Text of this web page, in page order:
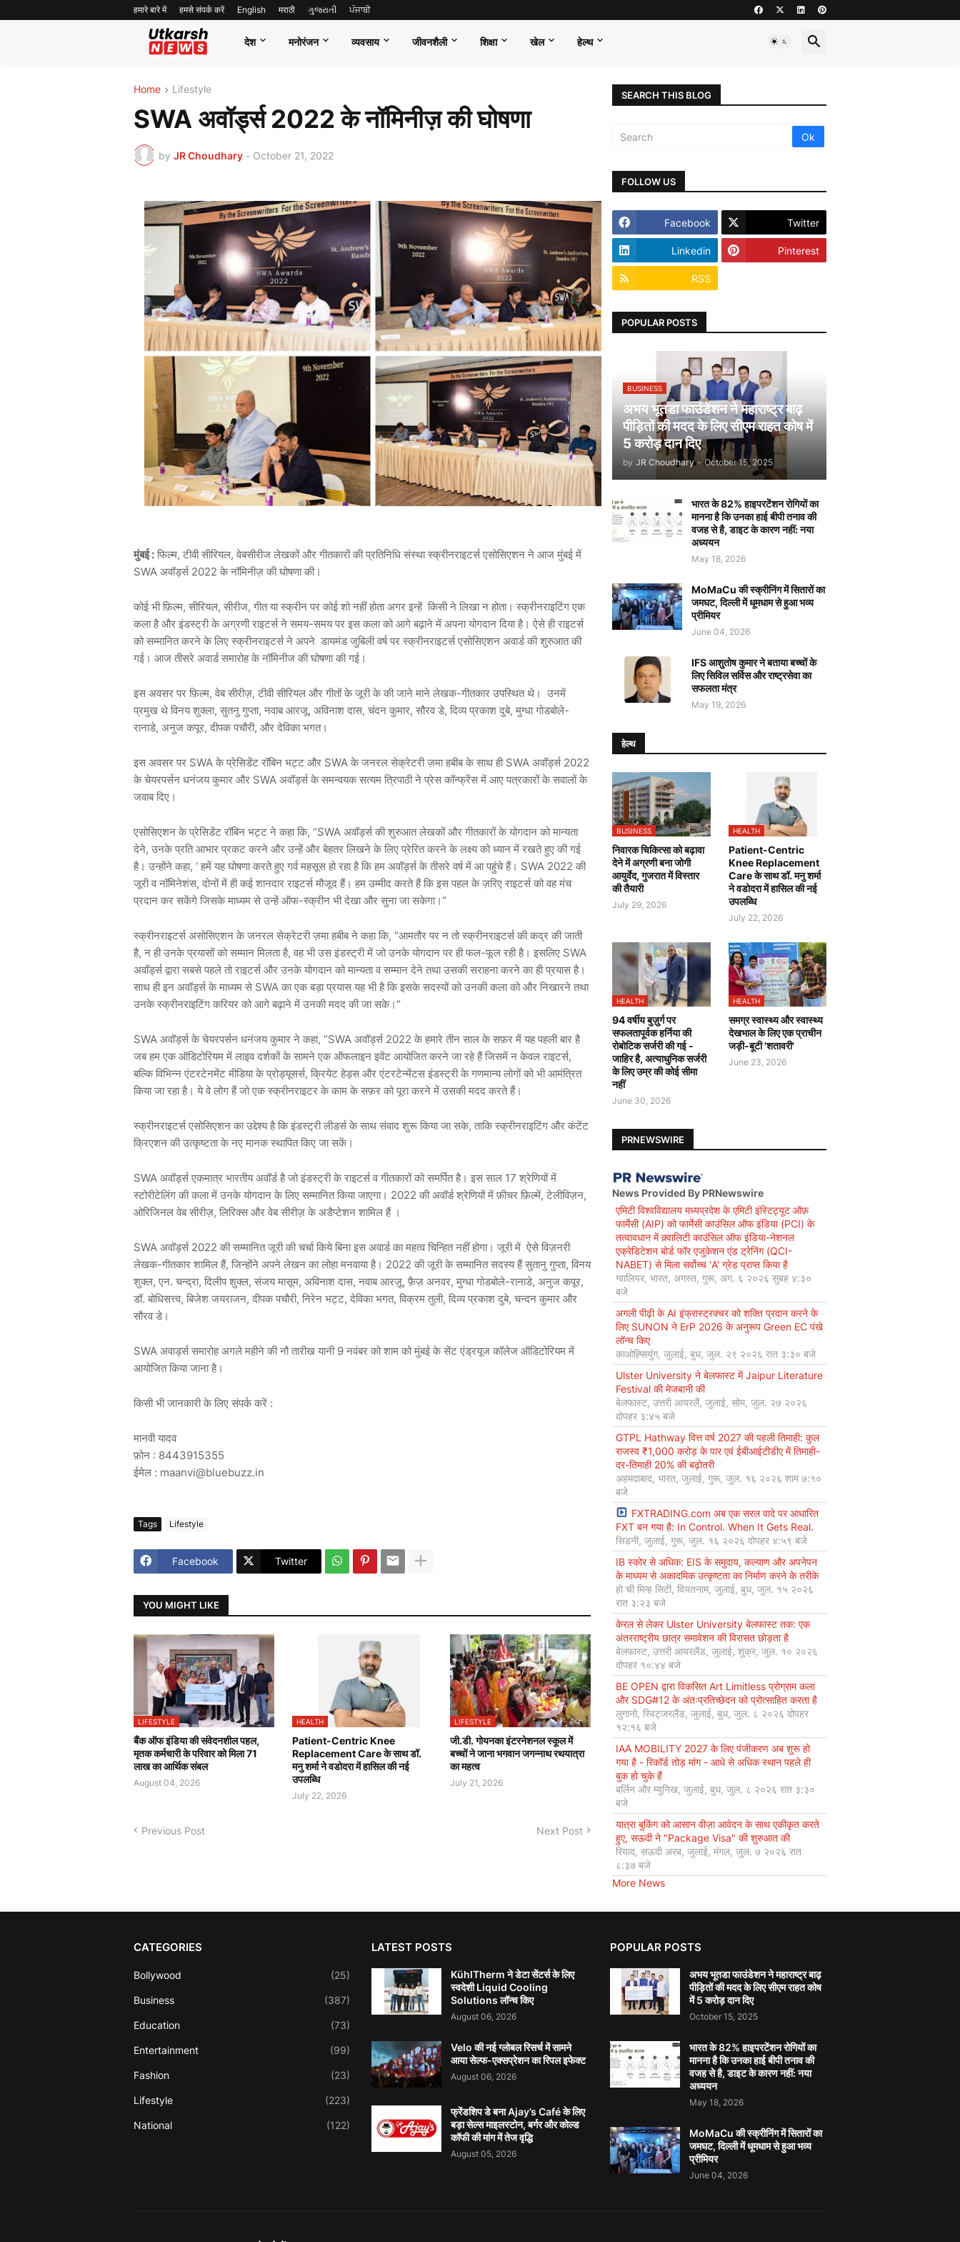
हमारे बारे में हमसे संपर्क करें English मराठी ગુજરાતી ਪੰਜਾਬੀ
देश मनोरंजन व्यवसाय जीवनशैली शिक्षा खेल हेल्थ
Home Lifestyle
SWA अवॉर्ड्स 2022 के नॉमिनीज़ की घोषणा
by JR Choudhary - October 21, 2022
मुंबई : फिल्म, टीवी सीरियल, वेबसीरीज लेखकों और गीतकारों की प्रतिनिधि संस्था स्क्रीनराइटर्स एसोसिएशन ने आज मुंबई में
SWA अवॉर्ड्स 2022 के नॉमिनीज़ की घोषणा की।
कोई भी फ़िल्म, सीरियल, सीरीज, गीत या स्क्रीन पर कोई शो नहीं होता अगर इन्हें किसी ने लिखा न होता। स्क्रीनराइटिंग एक
कला है और इंडस्ट्री के अग्रणी राइटर्स ने समय-समय पर इस कला को आगे बढ़ाने में अपना योगदान दिया है। ऐसे ही राइटर्स
को सम्मानित करने के लिए स्क्रीनराइटर्स ने अपने डायमंड जुबिली वर्ष पर स्क्रीनराइटर्स एसोसिएशन अवार्ड की शुरुआत की
गई। आज तीसरे अवार्ड समारोह के नॉमिनीज की घोषणा की गई।
इस अवसर पर फ़िल्म, वेब सीरीज़, टीवी सीरियल और गीतों के जूरी के की जाने माने लेखक-गीतकार उपस्थित थे। उनमें
प्रमुख थे विनय शुक्ला, सुतनु गुप्ता, नवाब आरजू, अविनाश दास, चंदन कुमार, सौरव डे, दिव्य प्रकाश दुबे, मुग्धा गोडबोले-
रानाडे, अनुज कपूर, दीपक पचौरी, और देविका भगत।
इस अवसर पर SWA के प्रेसिडेंट रॉबिन भट्ट और SWA के जनरल सेक्रेटरी ज़मा हबीब के साथ ही SWA अवॉर्ड्स 2022
के चेयरपर्सन धनंजय कुमार और SWA अवॉर्ड्स के समन्वयक सत्यम त्रिपाठी ने प्रेस कॉन्फ्रेंस में आए पत्रकारों के सवालों के
जवाब दिए।
एसोसिएशन के प्रेसिडेंट रॉबिन भट्ट ने कहा कि, “SWA अवॉर्ड्स की शुरुआत लेखकों और गीतकारों के योगदान को मान्यता
देने, उनके प्रति आभार प्रकट करने और उन्हें और बेहतर लिखने के लिए प्रेरित करने के लक्ष्य को ध्यान में रखते हुए की गई
है। उन्होंने कहा, ‘ हमें यह घोषणा करते हुए गर्व महसूस हो रहा है कि हम अवॉर्ड्स के तीसरे वर्ष में आ पहुंचे हैं। SWA 2022 की
जूरी व नॉमिनेशंस, दोनों में ही कई शानदार राइटर्स मौजूद हैं। हम उम्मीद करते हैं कि इस पहल के ज़रिए राइटर्स को वह मंच
प्रदान कर सकेंगे जिसके माध्यम से उन्हें ऑफ-स्क्रीन भी देखा और सुना जा सकेगा।“
स्क्रीनराइटर्स असोसिएशन के जनरल सेक्रेटरी ज़मा हबीब ने कहा कि, “आमतौर पर न तो स्क्रीनराइटर्स की कद्र की जाती
है, न ही उनके प्रयासों को सम्मान मिलता है, वह भी उस इंडस्ट्री में जो उनके योगदान पर ही फल-फूल रही है। इसलिए SWA
अवॉर्ड्स द्वारा सबसे पहले तो राइटर्स और उनके योगदान को मान्यता व सम्मान देने तथा उसकी सराहना करने का ही प्रयास है।
साथ ही इन अवॉर्ड्स के माध्यम से SWA का एक बड़ा प्रयास यह भी है कि इसके सदस्यों को उनकी कला को और निखारने तथा
उनके स्क्रीनराइटिंग करियर को आगे बढ़ाने में उनकी मदद की जा सके।“
SWA अवॉर्ड्स के चेयरपर्सन धनंजय कुमार ने कहा, “SWA अवॉर्ड्स 2022 के हमारे तीन साल के सफ़र में यह पहली बार है
जब हम एक ऑडिटोरियम में लाइव दर्शकों के सामने एक ऑफलाइन इवेंट आयोजित करने जा रहे हैं जिसमें न केवल राइटर्स,
बल्कि विभिन्न एंटरटेनमेंट मीडिया के प्रोड्यूसर्स, क्रियेट हेड़स और एंटरटेन्मेंटस इंडस्ट्री के गणमान्य लोगों को भी आमंत्रित
किया जा रहा है। ये वे लोग हैं जो एक स्क्रीनराइटर के काम के सफ़र को पूरा करने में उसकी मदद करते हैं।
स्क्रीनराइटर्स एसोसिएशन का उद्देश्य है कि इंडस्ट्री लीडर्स के साथ संवाद शुरू किया जा सके, ताकि स्क्रीनराइटिंग और कंटेंट
क्रिएशन की उत्कृष्टता के नए मानक स्थापित किए जा सकें।
SWA अवॉर्ड्स एकमात्र भारतीय अवॉर्ड है जो इंडस्ट्री के राइटर्स व गीतकारों को समर्पित है। इस साल 17 श्रेणियों में
स्टोरीटेलिंग की कला में उनके योगदान के लिए सम्मानित किया जाएगा। 2022 की अवॉर्ड श्रेणियों में फ़ीचर फ़िल्में, टेलीविज़न,
ओरिजिनल वेब सीरीज़, लिरिक्स और वेब सीरीज़ के अडैप्टेशन शामिल हैं ।
SWA अवॉर्ड्स 2022 की सम्मानित जूरी की चर्चा किये बिना इस अवार्ड का महत्व चिन्हित नहीं होगा। जूरी में ऐसे विज़नरी
लेखक-गीतकार शामिल हैं, जिन्होंने अपने लेखन का लोहा मनवाया है। 2022 की जूरी के सम्मानित सदस्य हैं सुतानु गुप्ता, विनय
शुक्ल, एन. चन्द्रा, दिलीप शुक्ल, संजय मासूम, अविनाश दास, नवाब आरज़ू, फ़ैज़ अनवर, मुग्धा गोडबोले-रानाडे, अनुज कपूर,
डॉ. बोधिसत्त्व, बिजेश जयराजन, दीपक पचौरी, निरेन भट्ट, देविका भगत, विक्रम तुली, दिव्य प्रकाश दुबे, चन्दन कुमार और
सौरव डे।
SWA अवार्ड्स समारोह अगले महीने की नौ तारीख यानी 9 नवंबर को शाम को मुंबई के सेंट एंड्रयूज कॉलेज ऑडिटोरियम में
आयोजित किया जाना है।
किसी भी जानकारी के लिए संपर्क करें :
मानवी यादव
फ़ोन : 8443915355
ईमेल : maanvi@bluebuzz.in
Tags Lifestyle
Facebook Twitter
YOU MIGHT LIKE
LIFESTYLE
बैंक ऑफ इंडिया की संवेदनशील पहल,
मृतक कर्मचारी के परिवार को मिला 71
लाख का आर्थिक संबल
August 04, 2026
HEALTH
Patient-Centric Knee
Replacement Care के साथ डॉ.
मनु शर्मा ने वडोदरा में हासिल की नई
उपलब्धि
July 22, 2026
LIFESTYLE
जी.डी. गोयनका इंटरनेशनल स्कूल में
बच्चों ने जाना भगवान जगन्नाथ रथयात्रा
का महत्व
July 21, 2026
Previous Post Next Post
SEARCH THIS BLOG
FOLLOW US
Facebook Twitter
Linkedin Pinterest
RSS
POPULAR POSTS
BUSINESS
अभय भूतडा फाउंडेशन ने महाराष्ट्र बाढ़
पीड़ितों की मदद के लिए सीएम राहत कोष में
5 करोड़ दान दिए
by JR Choudhary - October 15, 2025
भारत के 82% हाइपरटेंशन रोगियों का
मानना है कि उनका हाई बीपी तनाव की
वजह से है, डाइट के कारण नहीं: नया
अध्ययन
May 18, 2026
MoMaCu की स्क्रीनिंग में सितारों का
जमघट, दिल्ली में धूमधाम से हुआ भव्य
प्रीमियर
June 04, 2026
IFS आशुतोष कुमार ने बताया बच्चों के
लिए सिविल सर्विस और राष्ट्रसेवा का
सफलता मंत्र
May 19, 2026
हेल्थ
BUSINESS
निवारक चिकित्सा को बढ़ावा
देने में अग्रणी बना जोगी
आयुर्वेद, गुजरात में विस्तार
की तैयारी
July 29, 2026
HEALTH
Patient-Centric
Knee Replacement
Care के साथ डॉ. मनु शर्मा
ने वडोदरा में हासिल की नई
उपलब्धि
July 22, 2026
HEALTH
94 वर्षीय बुज़ुर्ग पर
सफलतापूर्वक हर्निया की
रोबोटिक सर्जरी की गई -
जाहिर है, अत्याधुनिक सर्जरी
के लिए उम्र की कोई सीमा
नहीं
June 30, 2026
HEALTH
समग्र स्वास्थ्य और स्वास्थ्य
देखभाल के लिए एक प्राचीन
जड़ी-बूटी 'शतावरी'
June 23, 2026
PRNEWSWIRE
News Provided By PRNewswire
एमिटी विश्वविद्यालय मध्यप्रदेश के एमिटी इंस्टिट्यूट ऑफ़
फार्मेसी (AIP) को फार्मेसी काउंसिल ऑफ इंडिया (PCI) के
तत्वावधान में क़्वालिटी काउंसिल ऑफ इंडिया-नेशनल
एक्रेडिटेशन बोर्ड फॉर एजुकेशन एंड ट्रेनिंग (QCI-
NABET) से मिला सर्वोच्च 'A' ग्रेड प्राप्त किया है
ग्वालियर, भारत, अगस्त, गुरू, अग. ६ २०२६ सुबह ४:३०
बजे
अगली पीढ़ी के AI इंफ्रास्ट्रक्चर को शक्ति प्रदान करने के
लिए SUNON ने ErP 2026 के अनुरूप Green EC पंखे
लॉन्च किए
काओह्सियुंग, जुलाई, बुध, जुल. २९ २०२६ रात ३:३० बजे
Ulster University ने बेलफास्ट में Jaipur Literature
Festival की मेजबानी की
बेलफास्ट, उत्तरी आयरलैं, जुलाई, सोम, जुल. २७ २०२६
दोपहर ३:४५ बजे
GTPL Hathway वित्त वर्ष 2027 की पहली तिमाही: कुल
राजस्व ₹1,000 करोड़ के पार एवं ईबीआईटीडीए में तिमाही-
दर-तिमाही 20% की बढ़ोतरी
अहमदाबाद, भारत, जुलाई, गुरू, जुल. १६ २०२६ शाम ७:१०
बजे
FXTRADING.com अब एक सरल वादे पर आधारित
FXT बन गया है: In Control. When It Gets Real.
सिडनी, जुलाई, गुरू, जुल. १६ २०२६ दोपहर ४:५९ बजे
IB स्कोर से अधिक: EIS के समुदाय, कल्याण और अपनेपन
के माध्यम से अकादमिक उत्कृष्टता का निर्माण करने के तरीके
हो ची मिन्ह सिटी, वियतनाम, जुलाई, बुध, जुल. १५ २०२६
रात ३:२३ बजे
केरल से लेकर Ulster University बेलफास्ट तक: एक
अंतरराष्ट्रीय छात्र समावेशन की विरासत छोड़ता है
बेलफास्ट, उत्तरी आयरलैंड, जुलाई, शुक्र, जुल. १० २०२६
दोपहर १०:४४ बजे
BE OPEN द्वारा विकसित Art Limitless प्रोग्राम कला
और SDG#12 के अंतःप्रतिच्छेदन को प्रोत्साहित करता है
लुगानो, स्विट्जरलैंड, जुलाई, बुध, जुल. ८ २०२६ दोपहर
१२:१६ बजे
IAA MOBILITY 2027 के लिए पंजीकरण अब शुरू हो
गया है - रिकॉर्ड तोड़ मांग - आधे से अधिक स्थान पहले ही
बुक हो चुके हैं
बर्लिन और म्यूनिख, जुलाई, बुध, जुल. ८ २०२६ रात ३:३०
बजे
यात्रा बुकिंग को आसान वीज़ा आवेदन के साथ एकीकृत करते
हुए, सऊदी ने "Package Visa" की शुरुआत की
रियाद, सऊदी अरब, जुलाई, मंगल, जुल. ७ २०२६ रात
८:३७ बजे
More News
CATEGORIES
Bollywood (25)
Business (387)
Education (73)
Entertainment (99)
Fashion (23)
Lifestyle (223)
National (122)
LATEST POSTS
KühlTherm ने डेटा सेंटर्स के लिए
स्वदेशी Liquid Cooling
Solutions लॉन्च किए
August 06, 2026
Velo की नई ग्लोबल रिसर्च में सामने
आया सेल्फ-एक्सप्रेशन का रिपल इफेक्ट
August 06, 2026
फ्रेंडशिप डे बना Ajay’s Café के लिए
बड़ा सेल्स माइलस्टोन, बर्गर और कोल्ड
कॉफी की मांग में तेज वृद्धि
August 05, 2026
POPULAR POSTS
अभय भूतडा फाउंडेशन ने महाराष्ट्र बाढ़
पीड़ितों की मदद के लिए सीएम राहत कोष
में 5 करोड़ दान दिए
October 15, 2025
भारत के 82% हाइपरटेंशन रोगियों का
मानना है कि उनका हाई बीपी तनाव की
वजह से है, डाइट के कारण नहीं: नया
अध्ययन
May 18, 2026
MoMaCu की स्क्रीनिंग में सितारों का
जमघट, दिल्ली में धूमधाम से हुआ भव्य
प्रीमियर
June 04, 2026